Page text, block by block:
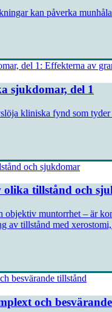
kan påverka
sjukdomar, del 1
kliniska fynd som
olika tillstånd och
muntorrhet – är
av tillstånd med
och